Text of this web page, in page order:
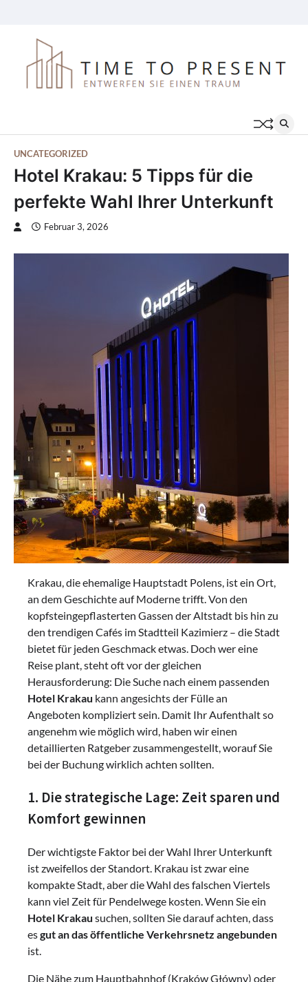
content
UNCATEGORIZED
Hotel Krakau: 5 Tipps für die
perfekte Wahl Ihrer Unterkunft
Februar 3, 2026
Krakau, die ehemalige Hauptstadt Polens, ist ein Ort,
an dem Geschichte auf Moderne trifft. Von den
kopfsteingepflasterten Gassen der Altstadt bis hin zu
den trendigen Cafés im Stadtteil Kazimierz – die Stadt
bietet für jeden Geschmack etwas. Doch wer eine
Reise plant, steht oft vor der gleichen
Herausforderung: Die Suche nach einem passenden
Hotel Krakau kann angesichts der Fülle an
Angeboten kompliziert sein. Damit Ihr Aufenthalt so
angenehm wie möglich wird, haben wir einen
detaillierten Ratgeber zusammengestellt, worauf Sie
bei der Buchung wirklich achten sollten.
1. Die strategische Lage: Zeit sparen und
Komfort gewinnen
Der wichtigste Faktor bei der Wahl Ihrer Unterkunft
ist zweifellos der Standort. Krakau ist zwar eine
kompakte Stadt, aber die Wahl des falschen Viertels
kann viel Zeit für Pendelwege kosten. Wenn Sie ein
Hotel Krakau suchen, sollten Sie darauf achten, dass
esgut an das öffentliche Verkehrsnetz angebunden
ist.
Die Nähe zum Hauptbahnhof (Kraków Główny) oder